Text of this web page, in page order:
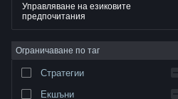
търговски марки принадлежат на съответните им
собственици в САЩ и други страни.
поверителност|Юридическа информация|
Достъпност|Условия за ползване на Steam
Възстановявания|Бисквитки
Управляване на езиковите
предпочитания
Ограничаване по таг
Стратегии
Екшъни